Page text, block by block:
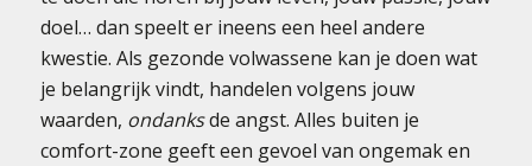
doel… dan speelt er ineens een heel andere
kwestie. Als gezonde volwassene kan je doen wat
je belangrijk vindt, handelen volgens jouw
waarden, ondanksde angst. Alles buiten je
comfort-zone geeft een gevoel van ongemak en